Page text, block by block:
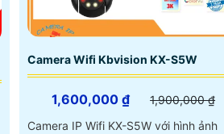
Camera Wifi Kbvision KX-S5W
1,600,000 ₫
1,900,000 ₫
Camera IP Wifi KX-S5W với hình ảnh